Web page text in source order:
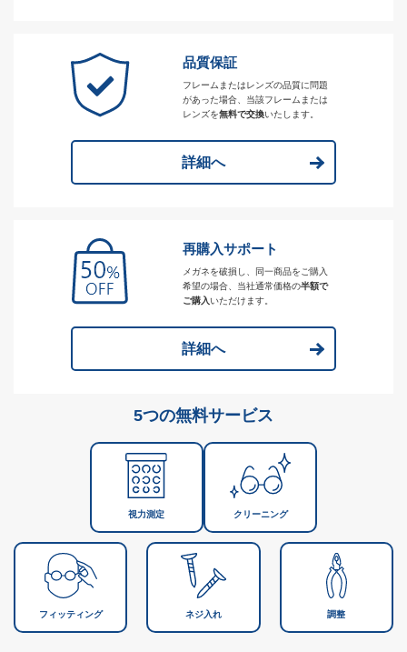
品質保証
フレームまたはレンズの品質に問題
があった場合、当該フレームまたは
レンズを無料で交換いたします。
詳細へ
再購入サポート
メガネを破損し、同一商品をご購入
希望の場合、当社通常価格の半額で
ご購入いただけます。
詳細へ
5つの無料サービス
視力測定 クリーニング
フィッティング ネジ入れ 調整